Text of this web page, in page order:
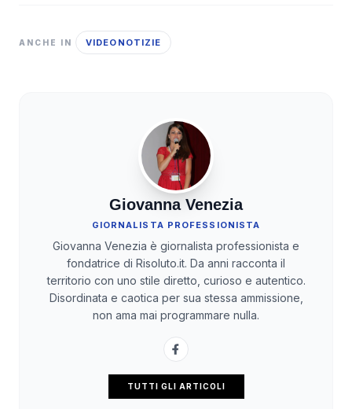
ANCHE IN VIDEONOTIZIE
Giovanna Venezia
GIORNALISTA PROFESSIONISTA
Giovanna Venezia è giornalista professionista e
fondatrice di Risoluto.it. Da anni racconta il
territorio con uno stile diretto, curioso e autentico.
Disordinata e caotica per sua stessa ammissione,
non ama mai programmare nulla.
TUTTI GLI ARTICOLI